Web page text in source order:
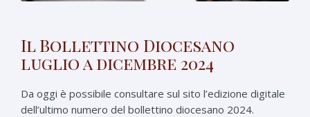
Il Bollettino Diocesano
luglio a dicembre 2024
Da oggi è possibile consultare sul sito l’edizione digitale
dell’ultimo numero del bollettino diocesano 2024.